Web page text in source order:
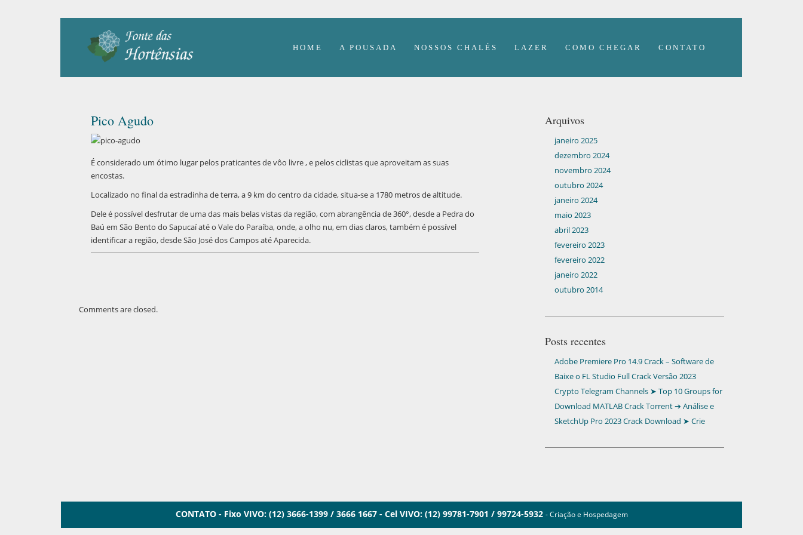
HOME A POUSADA NOSSOS CHALÉS LAZER COMO CHEGAR CONTATO
Pico Agudo
É considerado um ótimo lugar pelos praticantes de vôo livre , e pelos ciclistas que aproveitam as suas
encostas.
Localizado no final da estradinha de terra, a 9 km do centro da cidade, situa-se a 1780 metros de altitude.
Dele é possível desfrutar de uma das mais belas vistas da região, com abrangência de 360°, desde a Pedra do
Baú em São Bento do Sapucaí até o Vale do Paraíba, onde, a olho nu, em dias claros, também é possível
identificar a região, desde São José dos Campos até Aparecida.
Comments are closed.
Arquivos
janeiro 2025
dezembro 2024
novembro 2024
outubro 2024
janeiro 2024
maio 2023
abril 2023
fevereiro 2023
fevereiro 2022
janeiro 2022
outubro 2014
Posts recentes
Adobe Premiere Pro 14.9 Crack – Software de
Edição de Vídeo Profissional para Editar e
Aprimorar Seus Vídeos
Baixe o FL Studio Full Crack Versão 2023
Crypto Telegram Channels ➤ Top 10 Groups for
Signals & News
Download MATLAB Crack Torrent ➔ Análise e
Modelagem Essenciais
SketchUp Pro 2023 Crack Download ➤ Crie
CONTATO - Fixo VIVO: (12) 3666-1399 / 3666 1667 - Cel VIVO: (12) 99781-7901 / 99724-5932 - Criação e Hospedagem